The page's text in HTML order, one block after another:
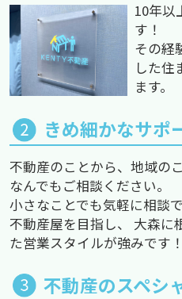
10年以
す！
その経
した住
ます。
きめ細かなサポ
不動産のことから、地域のこ
なんでもご相談ください。
小さなことでも気軽に相談
不動産屋を目指し、 大森に
た営業スタイルが強みです！
不動産のスペシ